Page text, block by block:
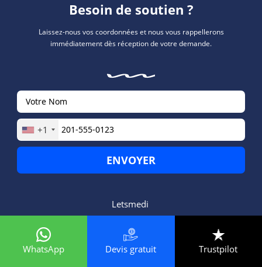
WhatsApp Devis gratuit Trustpilot
Besoin de soutien ?
Laissez-nous vos coordonnées et nous vous rappellerons
immédiatement dès réception de votre demande.
+1
Letsmedi
letsmedi.fr © 2024 All Rights Reserved.